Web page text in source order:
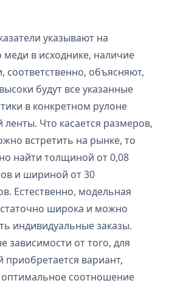
указывают на
меди в исходнике, наличие
соответственно, объясняют,
будут все указанные
в конкретном рулоне
ленты. Что касается размеров,
встретить на рынке, то
найти толщиной от 0,08
и шириной от 30
Естественно, модельная
широка и можно
индивидуальные заказы.
зависимости от того, для
приобретается вариант,
соотношение